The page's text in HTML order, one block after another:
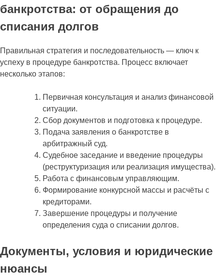
банкротства: от обращения до
списания долгов
Правильная стратегия и последовательность — ключ к
успеху в процедуре банкротства. Процесс включает
несколько этапов:
Первичная консультация и анализ финансовой
ситуации.
Сбор документов и подготовка к процедуре.
Подача заявления о банкротстве в
арбитражный суд.
Судебное заседание и введение процедуры
(реструктуризация или реализация имущества).
Работа с финансовым управляющим.
Формирование конкурсной массы и расчёты с
кредиторами.
Завершение процедуры и получение
определения суда о списании долгов.
Документы, условия и юридические
нюансы